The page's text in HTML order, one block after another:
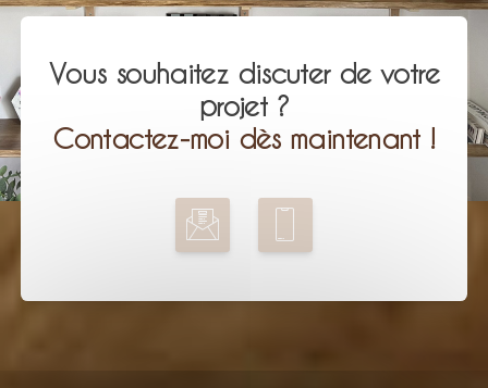
Vous souhaitez discuter de votre
projet ?
Contactez-moi dès maintenant !